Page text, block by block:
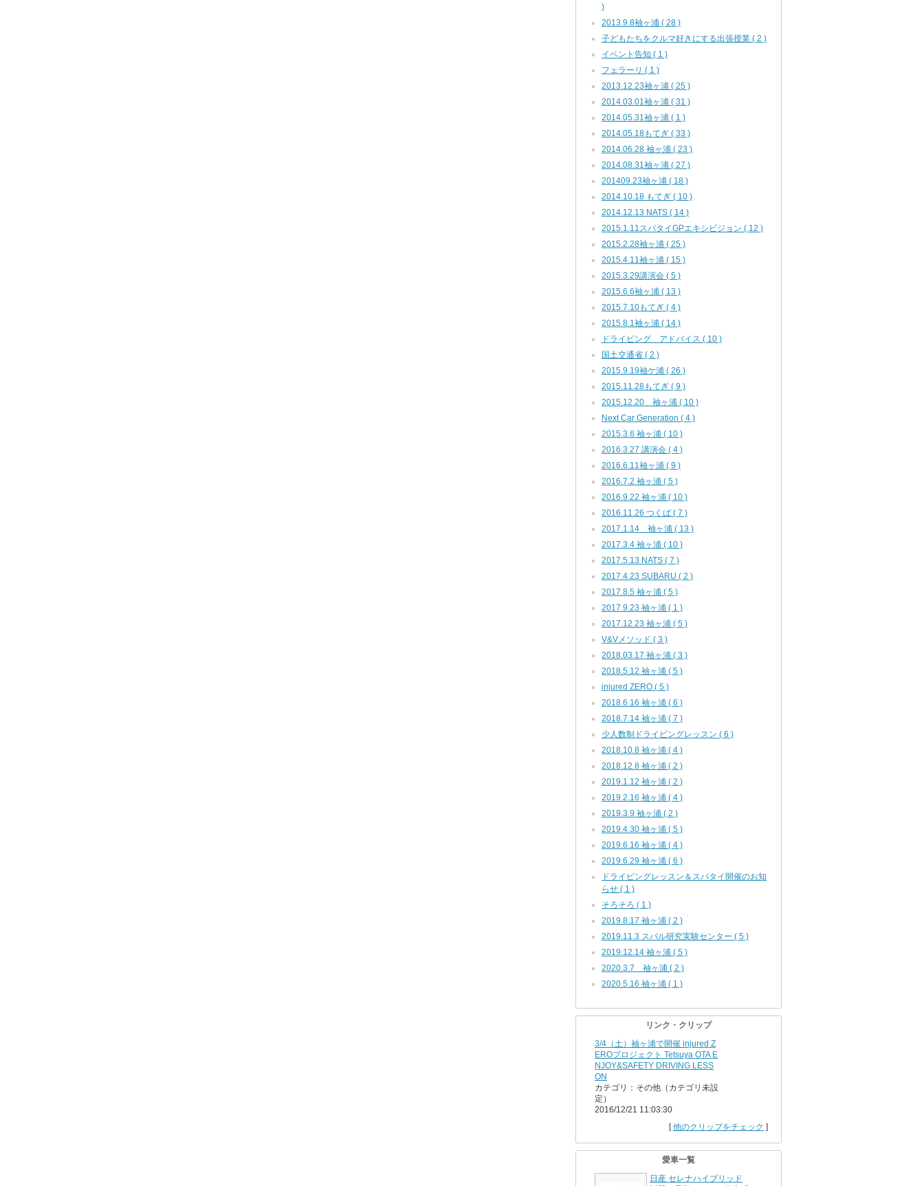
)
2013.9.8袖ヶ浦 ( 28 )
子どもたちをクルマ好きにする出張授業 ( 2 )
イベント告知 ( 1 )
フェラーリ ( 1 )
2013.12.23袖ヶ浦 ( 25 )
2014.03.01袖ヶ浦 ( 31 )
2014.05.31袖ヶ浦 ( 1 )
2014.05.18もてぎ ( 33 )
2014.06.28 袖ヶ浦 ( 23 )
2014.08.31袖ヶ浦 ( 27 )
201409.23袖ヶ浦 ( 18 )
2014.10.18 もてぎ ( 10 )
2014.12.13 NATS ( 14 )
2015.1.11スパタイGPエキシビジョン ( 12 )
2015.2.28袖ヶ浦 ( 25 )
2015.4.11袖ヶ浦 ( 15 )
2015.3.29講演会 ( 5 )
2015.6.6袖ヶ浦 ( 13 )
2015.7.10もてぎ ( 4 )
2015.8.1袖ヶ浦 ( 14 )
ドライビング アドバイス ( 10 )
国土交通省 ( 2 )
2015.9.19袖ケ浦 ( 26 )
2015.11.28もてぎ ( 9 )
2015.12.20 袖ヶ浦 ( 10 )
Next Car Generation ( 4 )
2015.3.6 袖ヶ浦 ( 10 )
2016.3.27 講演会 ( 4 )
2016.6.11袖ヶ浦 ( 9 )
2016.7.2 袖ヶ浦 ( 5 )
2016.9.22 袖ヶ浦 ( 10 )
2016.11.26 つくば ( 7 )
2017.1.14 袖ヶ浦 ( 13 )
2017.3.4 袖ヶ浦 ( 10 )
2017.5.13 NATS ( 7 )
2017.4.23 SUBARU ( 2 )
2017.8.5 袖ヶ浦 ( 5 )
2017.9.23 袖ヶ浦 ( 1 )
2017.12.23 袖ヶ浦 ( 5 )
V&Vメソッド ( 3 )
2018.03.17 袖ヶ浦 ( 3 )
2018.5.12 袖ヶ浦 ( 5 )
injured ZERO ( 5 )
2018.6.16 袖ヶ浦 ( 6 )
2018.7.14 袖ヶ浦 ( 7 )
少人数制ドライビングレッスン ( 6 )
2018.10.8 袖ヶ浦 ( 4 )
2018.12.8 袖ヶ浦 ( 2 )
2019.1.12 袖ヶ浦 ( 2 )
2019.2.16 袖ヶ浦 ( 4 )
2019.3.9 袖ヶ浦 ( 2 )
2019.4.30 袖ヶ浦 ( 5 )
2019.6.16 袖ヶ浦 ( 4 )
2019.6.29 袖ヶ浦 ( 6 )
ドライビングレッスン＆スパタイ開催のお知
らせ ( 1 )
そろそろ ( 1 )
2019.8.17 袖ヶ浦 ( 2 )
2019.11.3 スバル研究実験センター ( 5 )
2019.12.14 袖ヶ浦 ( 5 )
2020.3.7 袖ヶ浦 ( 2 )
2020.5.16 袖ヶ浦 ( 1 )
リンク・クリップ
3/4（土）袖ヶ浦で開催 injured Z
EROプロジェクト Tetsuya OTA E
NJOY&SAFETY DRIVING LESS
ON
カテゴリ：その他（カテゴリ未設
定）
2016/12/21 11:03:30
[他のクリップをチェック ]
愛車一覧
日産 セレナハイブリッド